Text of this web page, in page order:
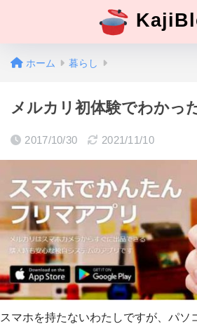
ホーム 暮らし
メルカリ初体験でわかっ
2017/10/30 2021/11/10
スマホを持たないわたしですが、パソ